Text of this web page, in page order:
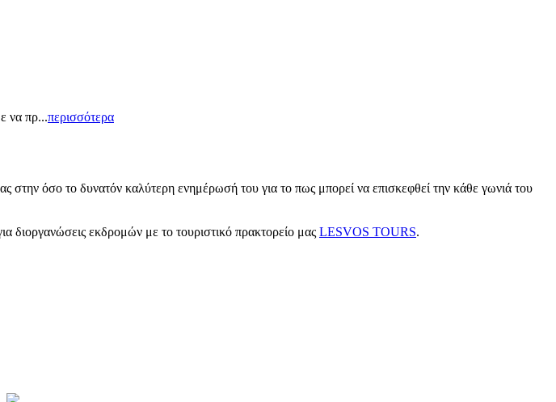
να πρ...περισσότερα
όσο το δυνατόν καλύτερη ενημέρωσή του για το πως μπορεί να επισκεφθεί την κάθε γωνιά του
διοργανώσεις εκδρομών με το τουριστικό πρακτορείο μας LESVOS TOURS.